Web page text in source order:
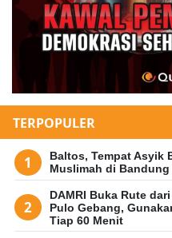
TERPOPULER
Baltos, Tempat Asyik
Muslimah di Bandung
DAMRI Buka Rute
Pulo Gebang,
Tiap 60 Menit